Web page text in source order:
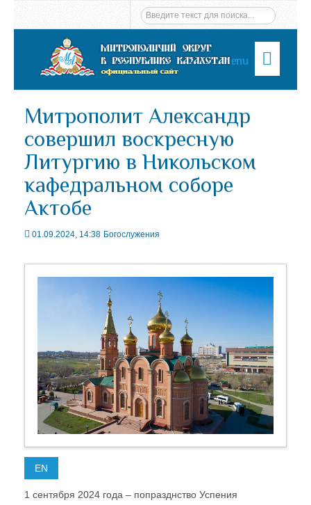
Menu
Митрополит Александр
совершил воскресную
Литургию в Никольском
кафедральном соборе
Актобе
01.09.2024, 14:38 Богослужения
EN
1 сентября 2024 года – попразднство Успения